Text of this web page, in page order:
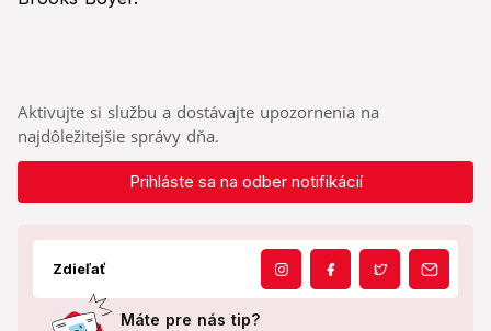
Aktivujte si službu a dostávajte upozornenia na
najdôležitejšie správy dňa.
Prihláste sa na odber notifikácií
Zdieľať
Máte pre nás tip?